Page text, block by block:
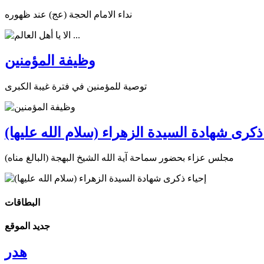
نداء الامام الحجة (عج) عند ظهوره
وظيفة المؤمنين
توصية للمؤمنين في فترة غيبة الكبرى
ذكرى شهادة السيدة الزهراء (سلام الله عليها)
مجلس عزاء بحضور سماحة آية الله الشيخ البهجة (البالغ مناه)
البطاقات
جديد الموقع
هدر